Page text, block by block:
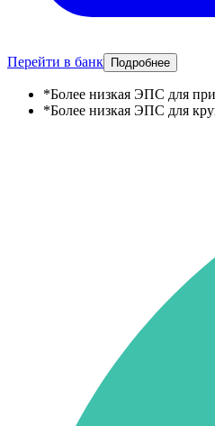
Перейти в банк Подробнее
*Более низкая ЭПС для
*Более низкая ЭПС для